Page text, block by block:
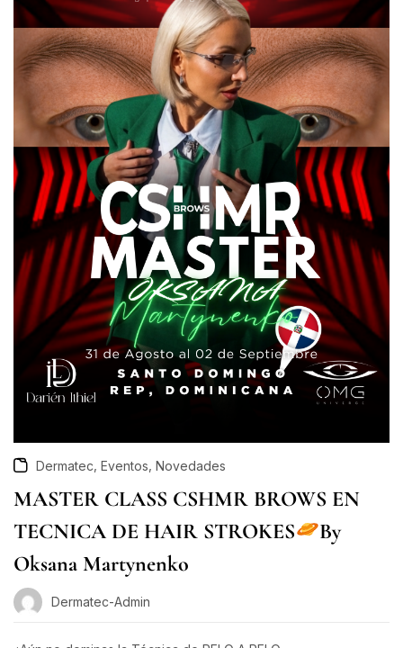
Dermatec, Eventos, Novedades
MASTER CLASS CSHMR BROWS EN
TECNICA DE HAIR STROKES
By
Oksana Martynenko
Dermatec-Admin